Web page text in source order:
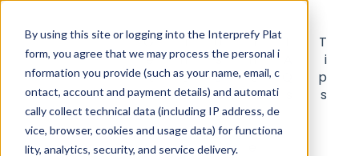
By using this site or logging into the Interprefy Plat
form, you agree that we may process the personal i
nformation you provide (such as your name, email, c
ontact, account and payment details) and automati
cally collect technical data (including IP address, de
vice, browser, cookies and usage data) for functiona
lity, analytics, security, and service delivery.
G
e
t
S
t
a
r
n
t
e
g
r
a
U
s
e
r
g
u
i
I
n
t
e
p
r
T
i
p
s